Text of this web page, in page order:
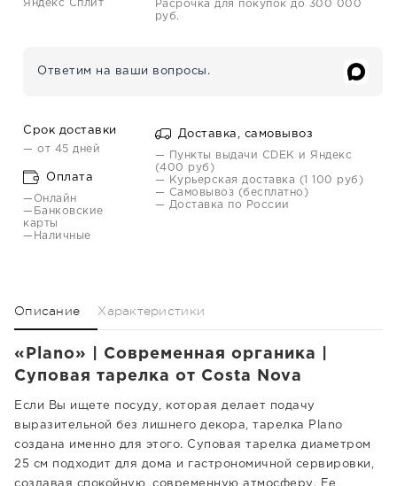
Яндекс Сплит
Расрочка для покупок до 300 000
руб.
Ответим на ваши вопросы.
Срок доставки
— от 45 дней
Оплата
—Онлайн
—Банковские
карты
—Наличные
Доставка, самовывоз
— Пункты выдачи CDEK и Яндекс
(400 руб)
— Курьерская доставка (1 100 руб)
— Самовывоз (бесплатно)
— Доставка по России
Описание Характеристики
«Plano» | Современная органика |
Суповая тарелка от Costa Nova
Если Вы ищете посуду, которая делает подачу
выразительной без лишнего декора, тарелка Plano
создана именно для этого. Суповая тарелка диаметром
25 см подходит для дома и гастрономичной сервировки,
создавая спокойную, современную атмосферу. Ее